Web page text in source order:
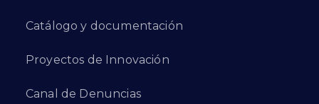
Catálogo y documentación
Proyectos de Innovación
Canal de Denuncias